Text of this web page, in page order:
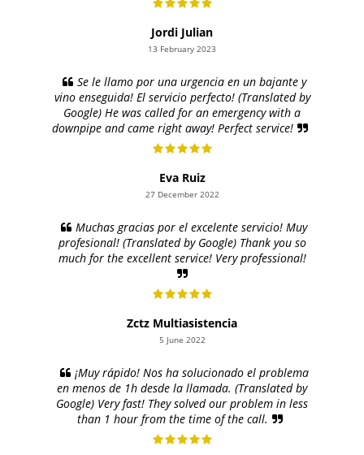
Jordi Julian
13 February 2023
Se le llamo por una urgencia en un bajante y
vino enseguida! El servicio perfecto! (Translated by
Google) He was called for an emergency with a
downpipe and came right away! Perfect service!
Eva Ruiz
27 December 2022
Muchas gracias por el excelente servicio! Muy
profesional! (Translated by Google) Thank you so
much for the excellent service! Very professional!
Zctz Multiasistencia
5 June 2022
¡Muy rápido! Nos ha solucionado el problema
en menos de 1h desde la llamada. (Translated by
Google) Very fast! They solved our problem in less
than 1 hour from the time of the call.